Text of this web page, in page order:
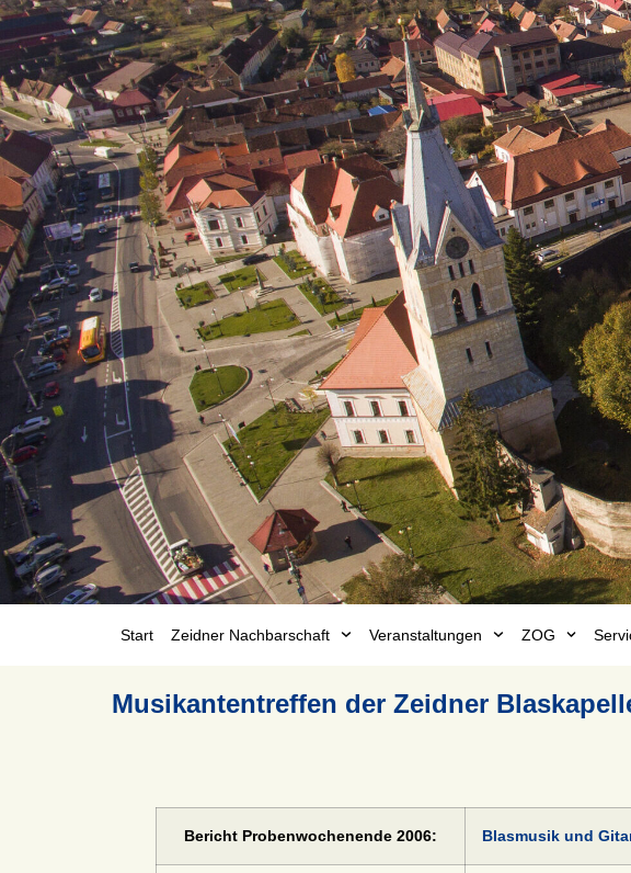
Start Zeidner Nachbarschaft Veranstaltungen ZOG
Musikantentreffen der Zeidner
Bericht Probenwochenende 2006: Blasmusik und